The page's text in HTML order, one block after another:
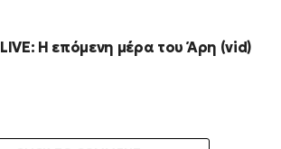
LIVE: Η επόμενη μέρα του Άρη (vid)